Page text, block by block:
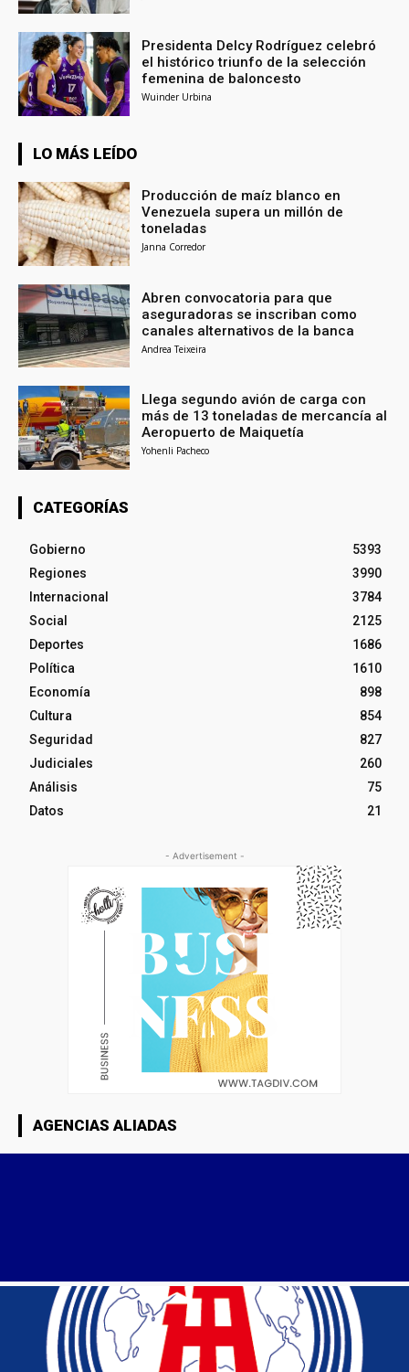
Presidenta Delcy Rodríguez celebró
el histórico triunfo de la selección
femenina de baloncesto
Wuinder Urbina
LO MÁS LEÍDO
Producción de maíz blanco en
Venezuela supera un millón de
toneladas
Janna Corredor
Abren convocatoria para que
aseguradoras se inscriban como
canales alternativos de la banca
Andrea Teixeira
Llega segundo avión de carga con
más de 13 toneladas de mercancía al
Aeropuerto de Maiquetía
Yohenli Pacheco
CATEGORÍAS
Gobierno
5393
Regiones
3990
Internacional
3784
Social
2125
Deportes
1686
Política
1610
Economía
898
Cultura
854
Seguridad
827
Judiciales
260
Análisis
75
Datos
21
- Advertisement -
AGENCIAS ALIADAS